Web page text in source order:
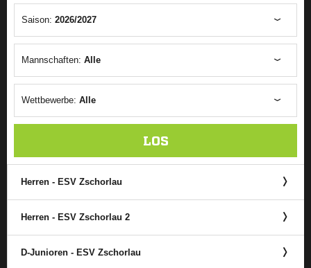
Saison: 2026/2027
Mannschaften: Alle
Wettbewerbe: Alle
LOS
Herren - ESV Zschorlau
Herren - ESV Zschorlau 2
D-Junioren - ESV Zschorlau